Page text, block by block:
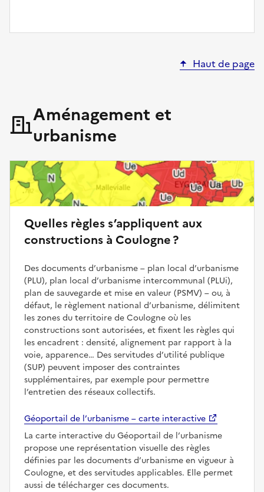
Haut de page
Aménagement et
urbanisme
Quelles règles s’appliquent aux
constructions à Coulogne ?
Des documents d’urbanisme – plan local d’urbanisme
(PLU), plan local d’urbanisme intercommunal (PLUi),
plan de sauvegarde et mise en valeur (PSMV) – ou, à
défaut, le règlement national d’urbanisme, délimitent
les zones du territoire de Coulogne où les
constructions sont autorisées, et fixent les règles qui
les encadrent : densité, alignement par rapport à la
voie, apparence… Des servitudes d’utilité publique
(SUP) peuvent imposer des contraintes
supplémentaires, par exemple pour permettre
l’entretien des réseaux collectifs.
Géoportail de l’urbanisme – carte interactive
La carte interactive du Géoportail de l’urbanisme
propose une représentation visuelle des règles
définies par les documents d’urbanisme en vigueur à
Coulogne, et des servitudes applicables. Elle permet
aussi de télécharger ces documents.